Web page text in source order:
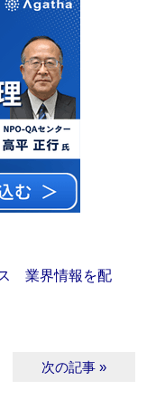
業界情報を配
次の記事 »